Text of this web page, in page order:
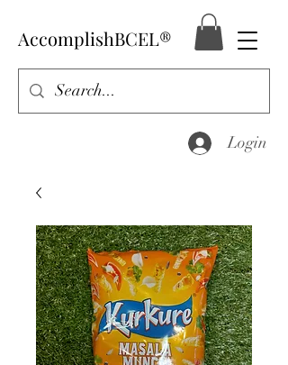
AccomplishBCEL®
Login